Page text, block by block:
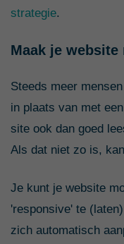
strategie.
Maak je
Steeds meer
in plaats van met
site ook dan goed
Als dat niet zo is,
Je kunt je website
'responsive' te
zich automatisch